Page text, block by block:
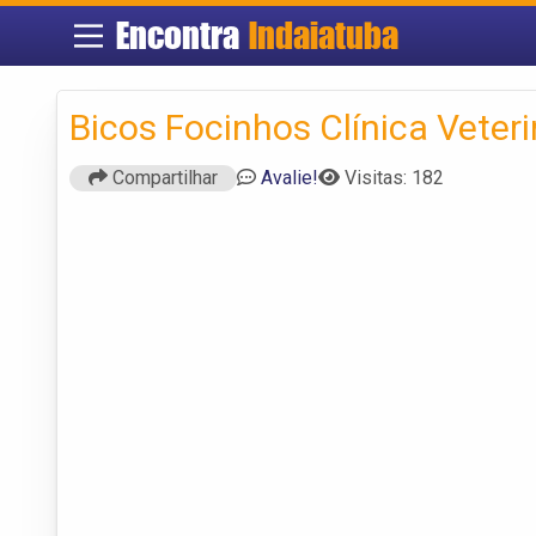
EncontraIndaiatuba
Bicos Focinhos Clínica
Compartilhar Avalie! Visitas: 182